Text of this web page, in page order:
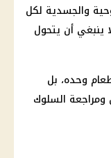
والجسدية لكل
ينبغي أن يتحول
وحده، بل
السلوك